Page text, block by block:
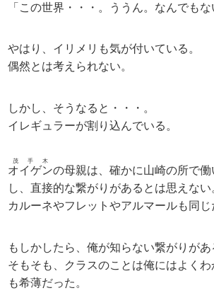
「この世界・・・。ううん。なんでもな
やはり、イリメリも気が付いている。
偶然とは考えられない。
しかし、そうなると・・・。
イレギュラーが割り込んでいる。
オイゲン
茂手木
の母親は、確かに山崎の所で
し、直接的な繋がりがあるとは思えない
カルーネやフレットやアルマールも同じ
もしかしたら、俺が知らない繋がりがあ
そもそも、クラスのことは俺にはよくわ
も希薄だった。